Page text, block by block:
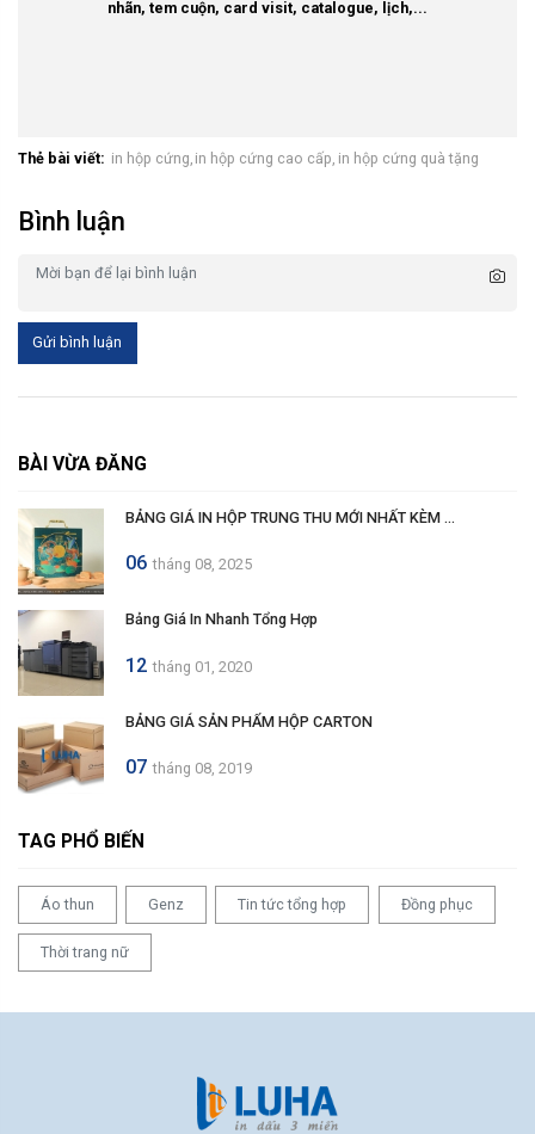
nhãn, tem cuộn, card visit, catalogue, lịch,...
Thẻ bài viết: in hộp cứng, in hộp cứng cao cấp, in hộp cứng quà tặng
Bình luận
Gửi bình luận
BÀI VỪA ĐĂNG
BẢNG GIÁ IN HỘP TRUNG THU MỚI NHẤT KÈM ...
06 tháng 08, 2025
Bảng Giá In Nhanh Tổng Hợp
12 tháng 01, 2020
BẢNG GIÁ SẢN PHẨM HỘP CARTON
07 tháng 08, 2019
TAG PHỔ BIẾN
Áo thun Genz Tin tức tổng hợp Đồng phục
Thời trang nữ